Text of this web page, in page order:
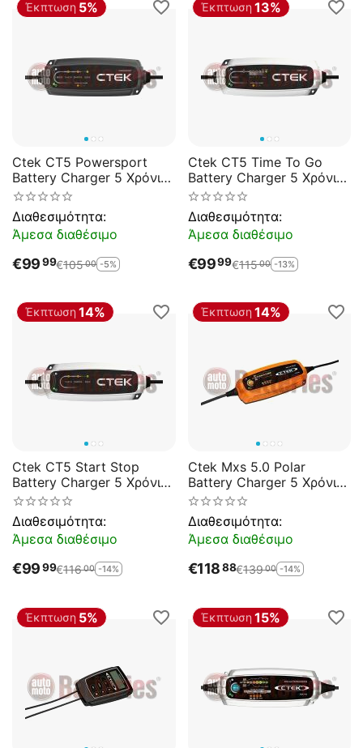
Έκπτωση 5%
Ctek CT5 Powersport
Battery Charger 5 Χρόνια
Εγγύηση
Διαθεσιμότητα:
Άμεσα διαθέσιμο
€9999€10500 -5%
Έκπτωση 13%
Ctek CT5 Time To Go
Battery Charger 5 Χρόνια
Εγγύηση
Διαθεσιμότητα:
Άμεσα διαθέσιμο
€9999€11500 -13%
Έκπτωση 14%
Ctek CT5 Start Stop
Battery Charger 5 Χρόνια
Εγγύηση
Διαθεσιμότητα:
Άμεσα διαθέσιμο
€9999€11600 -14%
Έκπτωση 14%
Ctek Mxs 5.0 Polar
Battery Charger 5 Χρόνια
Εγγύηση
Διαθεσιμότητα:
Άμεσα διαθέσιμο
€11888€13900 -14%
Έκπτωση 5% Έκπτωση 15%